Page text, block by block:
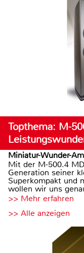
Topthema: M-
Miniatur-Wunder-
Mit der M-500.4
Generation seiner
Superkompakt und
wollen wir uns
>> Mehr erfahren
>> Alle anzeigen